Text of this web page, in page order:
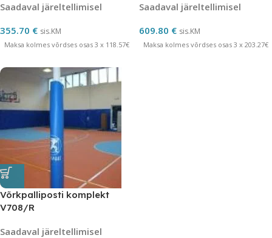
Saadaval järeltellimisel
355.70 € sis.KM
Maksa kolmes võrdses osas 3 x 118.57€
Saadaval järeltellimisel
609.80 € sis.KM
Maksa kolmes võrdses osas 3 x 203.27€
Võrkpalliposti komplekt
V708/R
Saadaval järeltellimisel